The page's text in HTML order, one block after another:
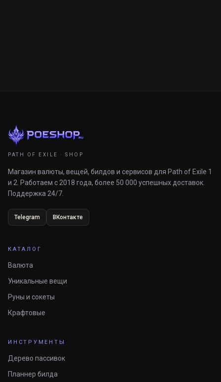
PATH OF EXILE · SHOP
Магазин валюты, вещей, билдов и сервисов для Path of Exile 1
и 2. Работаем с 2018 года, более 50 000 успешных доставок.
Поддержка 24/7.
Telegram ВКонтакте
КАТАЛОГ
Валюта
Уникальные вещи
Руны и сокеты
Крафтовые
ИНСТРУМЕНТЫ
Дерево пассивок
Планнер билда